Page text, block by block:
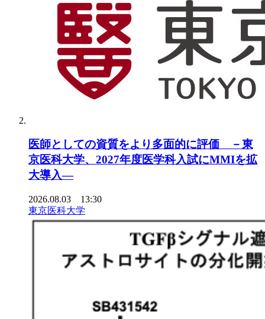
医師としての資質をより多面的に評価 －東
京医科大学、2027年度医学科入試にMMIを拡
大導入―
2026.08.03 13:30
東京医科大学